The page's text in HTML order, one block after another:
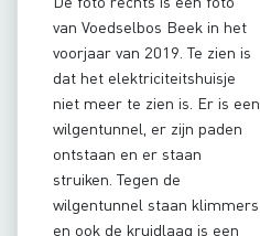
van Voedselbos Beek in het
voorjaar van 2019. Te zien is
dat het elektriciteitshuisje
niet meer te zien is. Er is een
wilgentunnel, er zijn paden
ontstaan en er staan
struiken. Tegen de
wilgentunnel staan klimmers
en ook de kruidlaag is een